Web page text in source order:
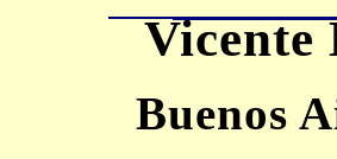
Vicente
Buenos